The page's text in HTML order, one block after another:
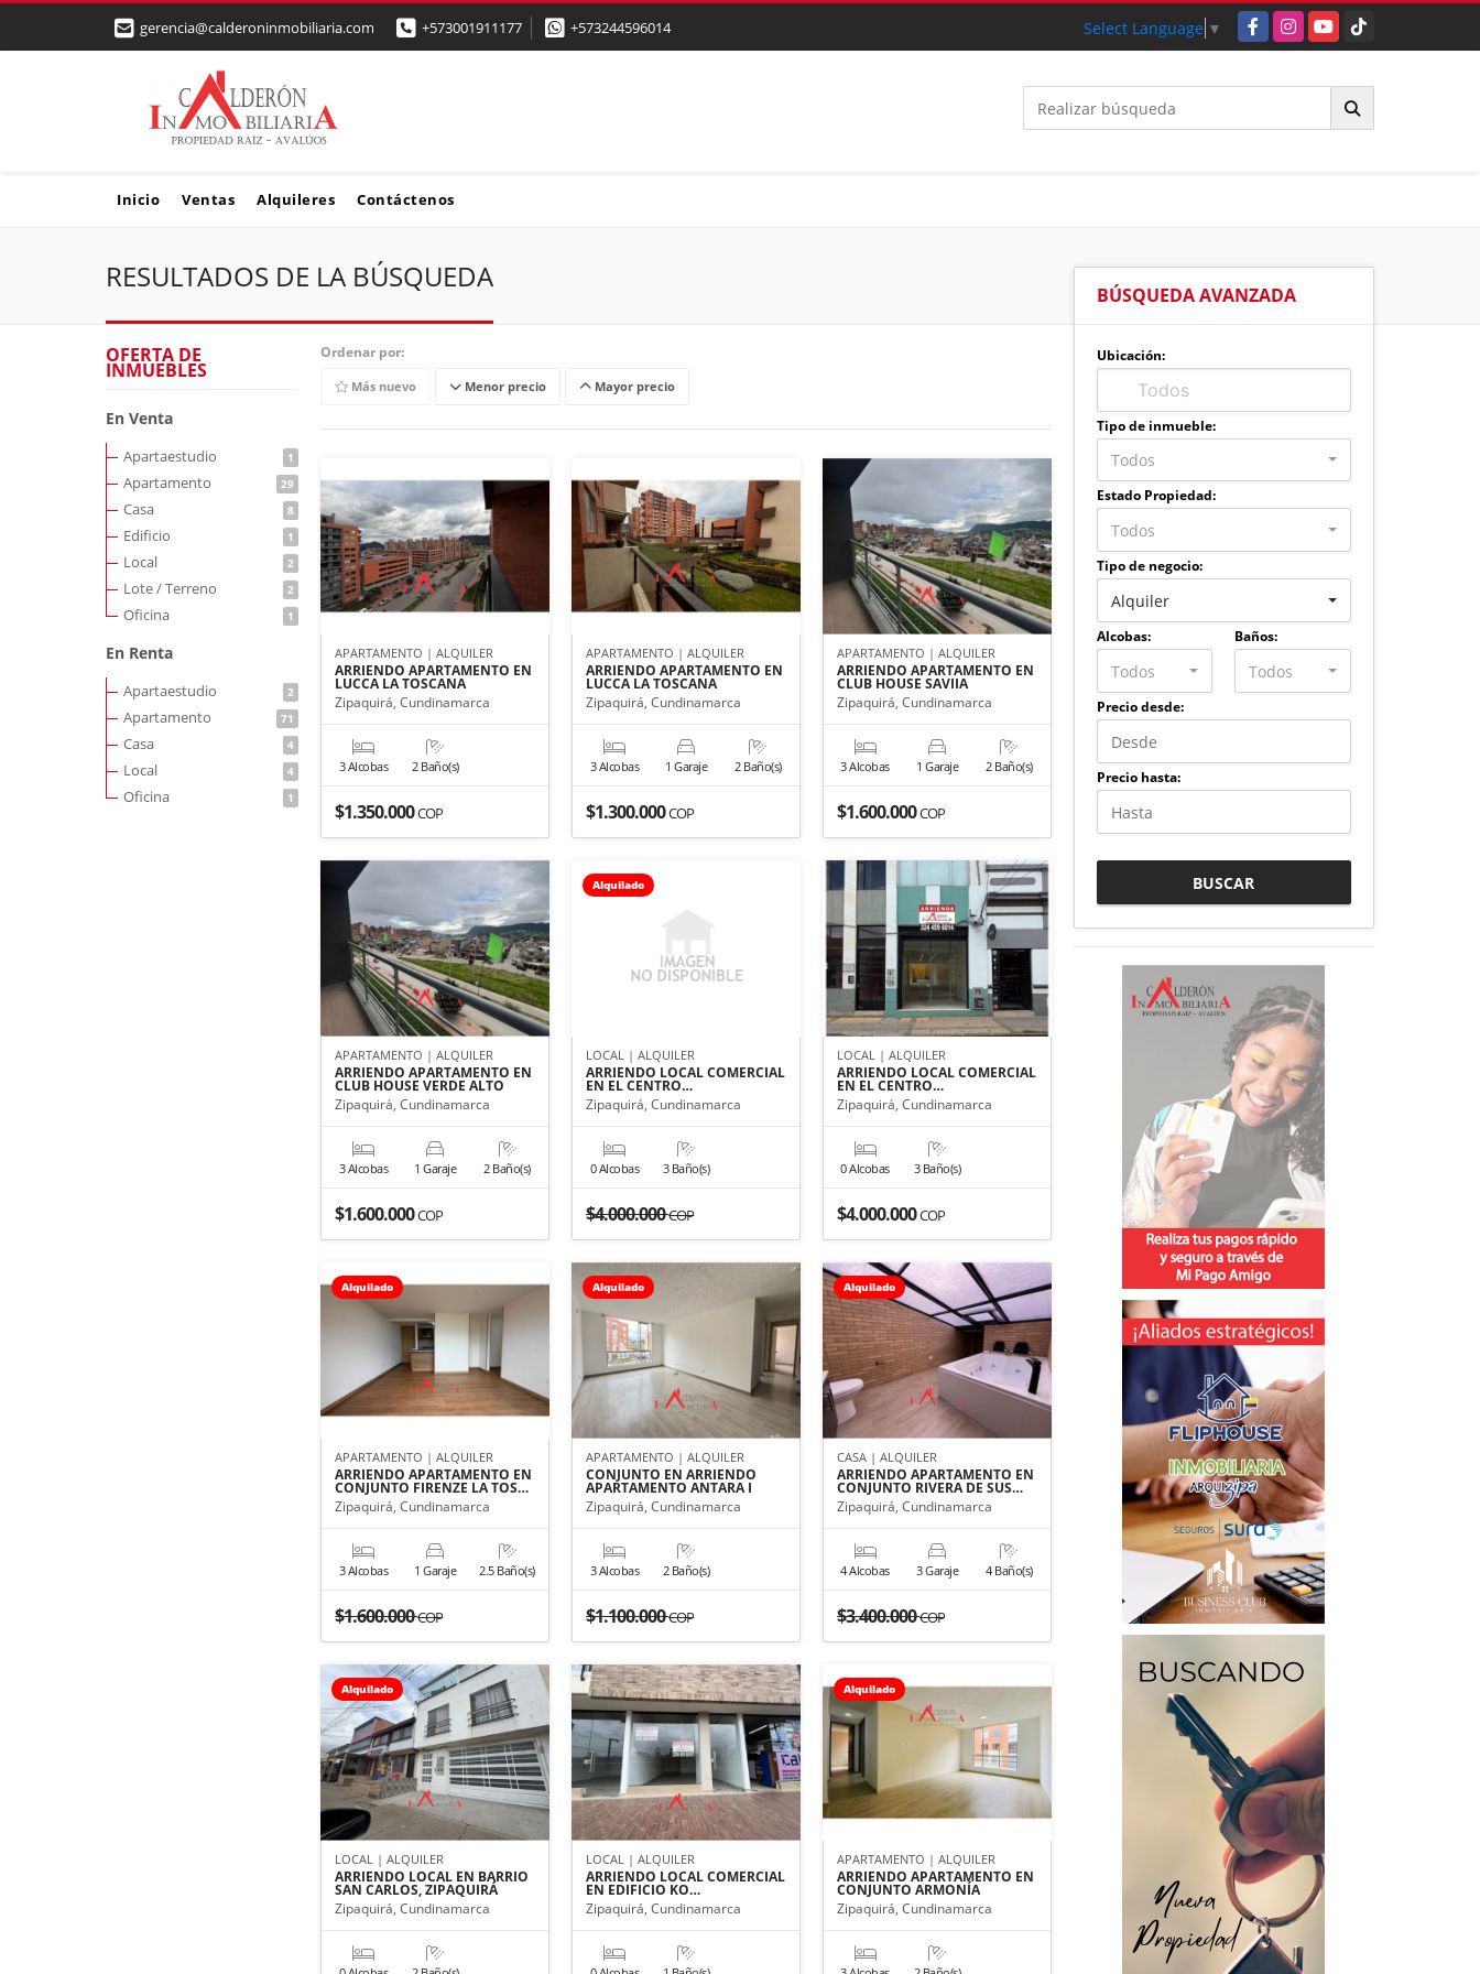
gerencia@calderoninmobiliaria.com +573001911177 +573244596014 Select Language ▼ FacebookInstagramYouTubeTikTok
Inicio Ventas Alquileres Contáctenos
RESULTADOS DE LA BÚSQUEDA
OFERTA DE
INMUEBLES
En Venta
Apartaestudio 1
Apartamento 29
Casa 8
Edificio 1
Local 2
Lote / Terreno 2
Oficina 1
En Renta
Apartaestudio 2
Apartamento 71
Casa 4
Local 4
Oficina 1
Ordenar por:
Más nuevo Menor precio Mayor precio
APARTAMENTO | ALQUILER
ARRIENDO APARTAMENTO EN
LUCCA LA TOSCANA
Zipaquirá, Cundinamarca
3 Alcobas 2 Baño(s)
$1.350.000COP
APARTAMENTO | ALQUILER
ARRIENDO APARTAMENTO EN
LUCCA LA TOSCANA
Zipaquirá, Cundinamarca
3 Alcobas 1 Garaje 2 Baño(s)
$1.300.000COP
APARTAMENTO | ALQUILER
ARRIENDO APARTAMENTO EN
CLUB HOUSE SAVIIA
Zipaquirá, Cundinamarca
3 Alcobas 1 Garaje 2 Baño(s)
$1.600.000COP
APARTAMENTO | ALQUILER
ARRIENDO APARTAMENTO EN
CLUB HOUSE VERDE ALTO
Zipaquirá, Cundinamarca
3 Alcobas 1 Garaje 2 Baño(s)
$1.600.000COP
Alquilado
LOCAL | ALQUILER
ARRIENDO LOCAL COMERCIAL
EN EL CENTRO…
Zipaquirá, Cundinamarca
0 Alcobas 3 Baño(s)
$4.000.000COP
LOCAL | ALQUILER
ARRIENDO LOCAL COMERCIAL
EN EL CENTRO…
Zipaquirá, Cundinamarca
0 Alcobas 3 Baño(s)
$4.000.000COP
Alquilado
APARTAMENTO | ALQUILER
ARRIENDO APARTAMENTO EN
CONJUNTO FIRENZE LA TOS…
Zipaquirá, Cundinamarca
3 Alcobas 1 Garaje 2.5 Baño(s)
$1.600.000COP
Alquilado
APARTAMENTO | ALQUILER
CONJUNTO EN ARRIENDO
APARTAMENTO ANTARA I
Zipaquirá, Cundinamarca
3 Alcobas 2 Baño(s)
$1.100.000COP
Alquilado
CASA | ALQUILER
ARRIENDO APARTAMENTO EN
CONJUNTO RIVERA DE SUS…
Zipaquirá, Cundinamarca
4 Alcobas 3 Garaje 4 Baño(s)
$3.400.000COP
Alquilado
LOCAL | ALQUILER
ARRIENDO LOCAL EN BARRIO
SAN CARLOS, ZIPAQUIRÁ
Zipaquirá, Cundinamarca
LOCAL | ALQUILER
ARRIENDO LOCAL COMERCIAL
EN EDIFICIO KO…
Zipaquirá, Cundinamarca
Alquilado
APARTAMENTO | ALQUILER
ARRIENDO APARTAMENTO EN
CONJUNTO ARMONÍA
Zipaquirá, Cundinamarca
BÚSQUEDA AVANZADA
Ubicación:
Tipo de inmueble:
Todos
Estado Propiedad:
Todos
Tipo de negocio:
Alquiler
Alcobas:
Todos
Baños:
Todos
Precio desde:
Precio hasta:
BUSCAR